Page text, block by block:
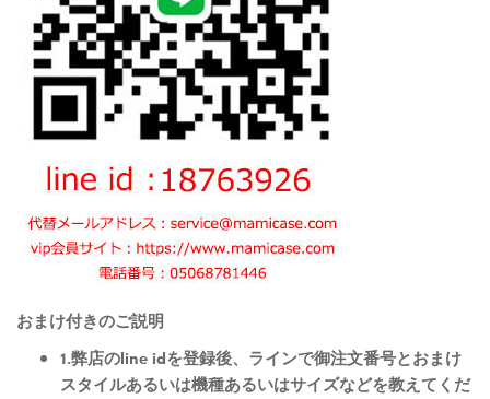
おまけ付きのご説明
1.弊店のline idを登録後、ラインで御注文番号とおまけ
スタイルあるいは機種あるいはサイズなどを教えてくだ